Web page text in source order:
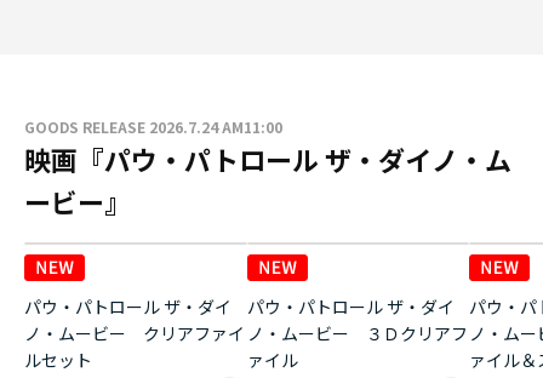
GOODS RELEASE 2026.7.24 AM11:00
映画『パウ・パトロール ザ・ダイノ・ム
ービー』
パウ・パトロール ザ・ダイ
ノ・ムービー クリアファイ
ルセット
パウ・パトロール ザ・ダイ
ノ・ムービー ３Ｄクリアフ
ァイル
パウ・パ
ノ・ム
ァイル